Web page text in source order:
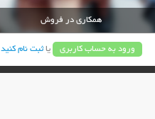
همکاری در فروش
ورود به حساب کاربری یاثبت نام کنید